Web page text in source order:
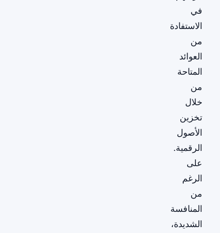
في
الاستفادة
من
العوائد
المتاحة
من
خلال
تخزين
الأصول
الرقمية.
على
الرغم
من
المنافسة
الشديدة،